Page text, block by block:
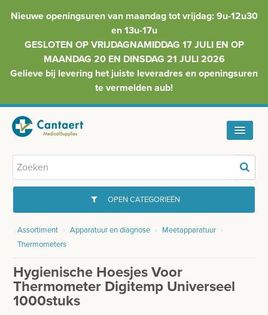
Nieuwe openingsuren van maandag tot vrijdag: 9u-12u30
en 13u-17u
GESLOTEN OP VRIJDAGNAMIDDAG 17 JULI EN OP
MAANDAG 20 EN DINSDAG 21 JULI 2026
Gelieve bij levering het juiste leveradres en openingsuren
te vermelden aub!
HOME
INFO
BESURGICAL - INSTRUMENTARIUM
OPERATIE SETS
OPEN CATEGORIEËN
GYNAECOLOGIE
WOND- EN VERBANDMATERIAAL
HANDSCHOENEN
Assortiment › Apparatuur en diagnose › Meetapparatuur ›
Thermometers
Hygienische Hoesjes Voor
Thermometer Digitemp Universeel
1000stuks